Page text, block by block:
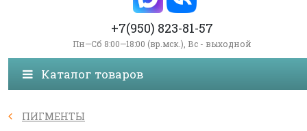
+7(950) 823-81-57
Пн—Сб 8:00—18:00 (вр.мск.), Вс - выходной
Каталог товаров
ПИГМЕНТЫ